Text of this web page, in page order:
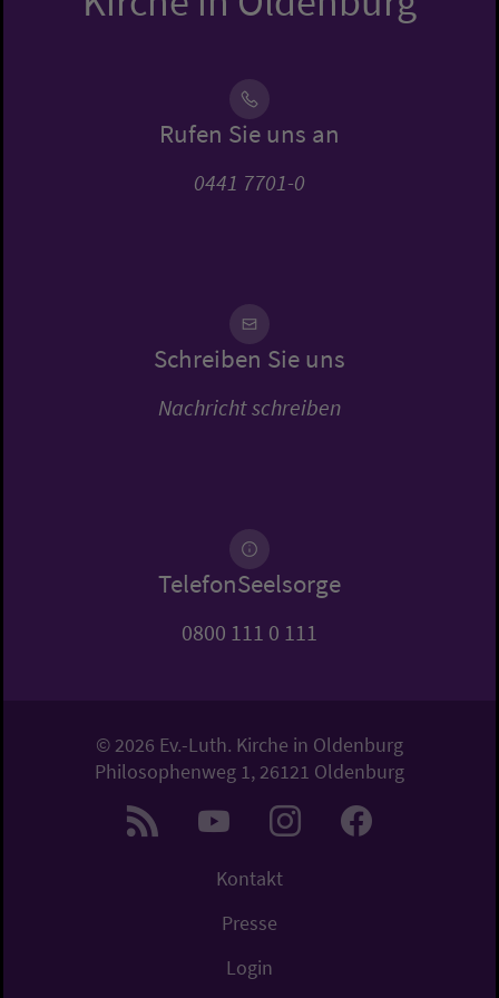
Rufen Sie uns an
0441 7701-0
Schreiben Sie uns
Nachricht schreiben
TelefonSeelsorge
0800 111 0 111
© 2026 Ev.-Luth. Kirche in Oldenburg
Philosophenweg 1, 26121 Oldenburg
Kontakt
Presse
Login